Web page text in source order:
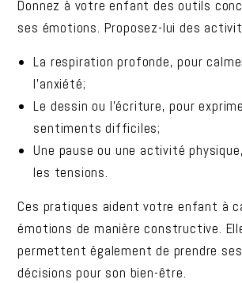
Donnez à votre enfant des outils
ses émotions. Proposez-lui des
La respiration profonde, pour
l’anxiété;
Le dessin ou l’écriture, pour
sentiments difficiles;
Une pause ou une activité
les tensions.
Ces pratiques aident votre enfant à
émotions de manière constructive.
permettent également de prendre
décisions pour son bien-être.